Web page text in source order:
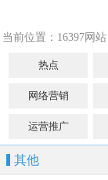
当前位置： 16397网
热点
网络营销
运营推广
其他